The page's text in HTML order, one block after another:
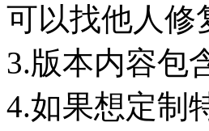
可以找他人修
3.版本内容包
4.如果想定制